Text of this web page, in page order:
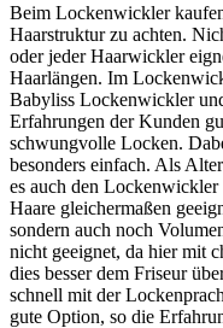
Beim Lockenwickler
Haarstruktur zu achten.
oder jeder Haarwickler
Haarlängen. Im
Babyliss Lockenwickler
Erfahrungen der Kunden
schwungvolle Locken.
besonders einfach. Als
es auch den
Haare gleichermaßen
sondern auch noch
nicht geeignet, da hier mit
dies besser dem Friseur
schnell mit der
gute Option, so die